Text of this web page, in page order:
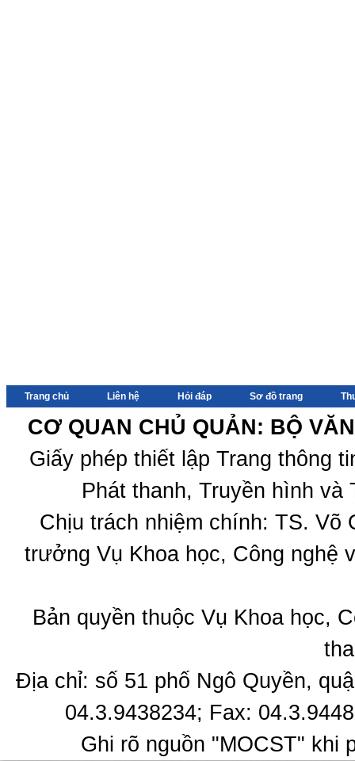
Trang chủ Liên hệ Hỏi đáp Sơ đồ trang
CƠ QUAN CHỦ QUẢN: BỘ
Giấy phép thiết lập Trang thông
Phát thanh, Truyền hình
Chịu trách nhiệm chính: TS.
trưởng Vụ Khoa học, Công nghệ
Bản quyền thuộc Vụ Khoa học,
Địa chỉ: số 51 phố Ngô Quyền,
04.3.9438234; Fax:
Ghi rõ nguồn "MOCST" khi